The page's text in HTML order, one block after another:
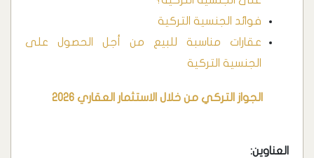
فوائد الجنسية التركية
عقارات مناسبة للبيع من أجل الحصول على
الجنسية التركية
الجواز التركي من خلال الاستثمار العقاري 2026
العناوين: